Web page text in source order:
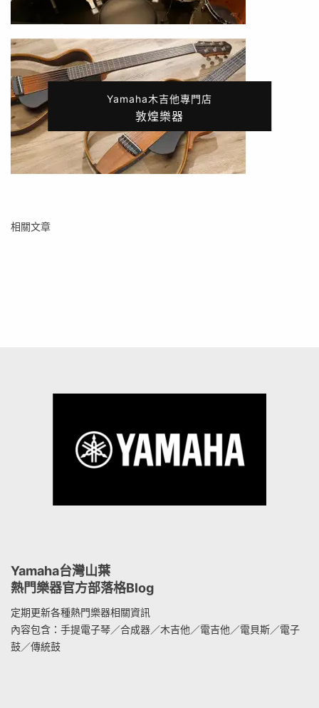
Yamaha木吉他專門店
敦煌樂器
相關文章
Yamaha台灣山葉
熱門樂器官方部落格Blog
定期更新各種熱門樂器相關資訊
內容包含：手提電子琴／合成器／木吉他／電吉他／電貝斯／電子
鼓／傳統鼓